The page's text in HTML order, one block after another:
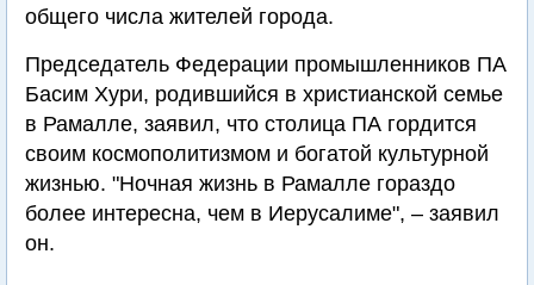
общего числа жителей города.
Председатель Федерации промышленников ПА
Басим Хури, родившийся в христианской семье
в Рамалле, заявил, что столица ПА гордится
своим космополитизмом и богатой культурной
жизнью. "Ночная жизнь в Рамалле гораздо
более интересна, чем в Иерусалиме", – заявил
он.